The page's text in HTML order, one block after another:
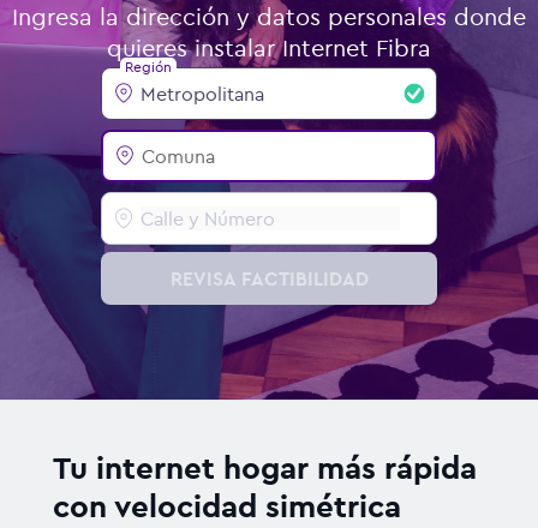
Ingresa la dirección y datos personales donde
quieres instalar Internet Fibra
Región
REVISA FACTIBILIDAD
Tu internet hogar más rápida
con velocidad simétrica